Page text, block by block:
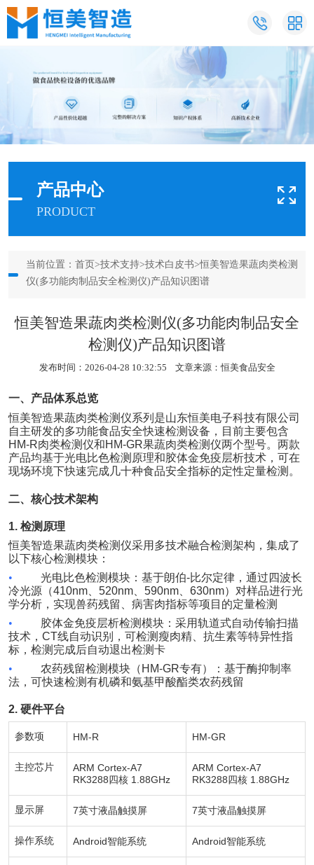
产品中心
PRODUCT
当前位置： 首页 >技术支持>技术白皮书>恒美智造果蔬肉类检测
仪(多功能肉制品安全检测仪)产品知识图谱
恒美智造果蔬肉类检测仪(多功能肉制品安全
检测仪)产品知识图谱
发布时间：2026-04-28 10:32:55 文章来源：恒美食品安全
一、产品体系总览
恒美智造果蔬肉类检测仪系列是山东恒美电子科技有限公司
自主研发的多功能食品安全快速检测设备，目前主要包含
HM-R肉类检测仪和HM-GR果蔬肉类检测仪两个型号。两款
产品均基于光电比色检测原理和胶体金免疫层析技术，可在
现场环境下快速完成几十种食品安全指标的定性定量检测。
二、核心技术架构
1. 检测原理
恒美智造果蔬肉类检测仪采用多技术融合检测架构，集成了
以下核心检测模块：
•
光电比色检测模块：基于朗伯-比尔定律，通过四波长
冷光源（410nm 520nm 590nm 630nm）对样品进行光
学分析，实现兽药残留、病害肉指标等项目的定量检测
•
胶体金免疫层析检测模块：采用轨道式自动传输扫描
技术， CT线自动识别，可检测瘦肉精、抗生素等特异性指
标，检测完成后自动退出检测卡
•
农药残留检测模块（ HM-GR专有）：基于酶抑制率
法，可快速检测有机磷和氨基甲酸酯类农药残留
2. 硬件平台
参数项 HM-R HM-GR
主控芯片
ARM Cortex-A7
RK3288 四核 1.88GHz
ARM Cortex-A7
RK3288 四核 1.88GHz
显示屏 7英寸液晶触摸屏 7英寸液晶触摸屏
操作系统 Android智能系统 Android智能系统